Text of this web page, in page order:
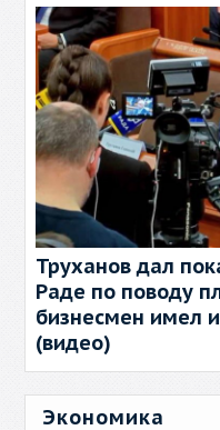
Труханов дал
Раде по поводу
бизнесмен имел
(видео)
Экономика